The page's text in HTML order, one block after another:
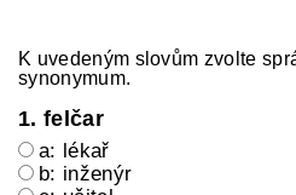
K uvedeným slovům zvolte
synonymum.
1. felčar
a: lékař
b: inženýr